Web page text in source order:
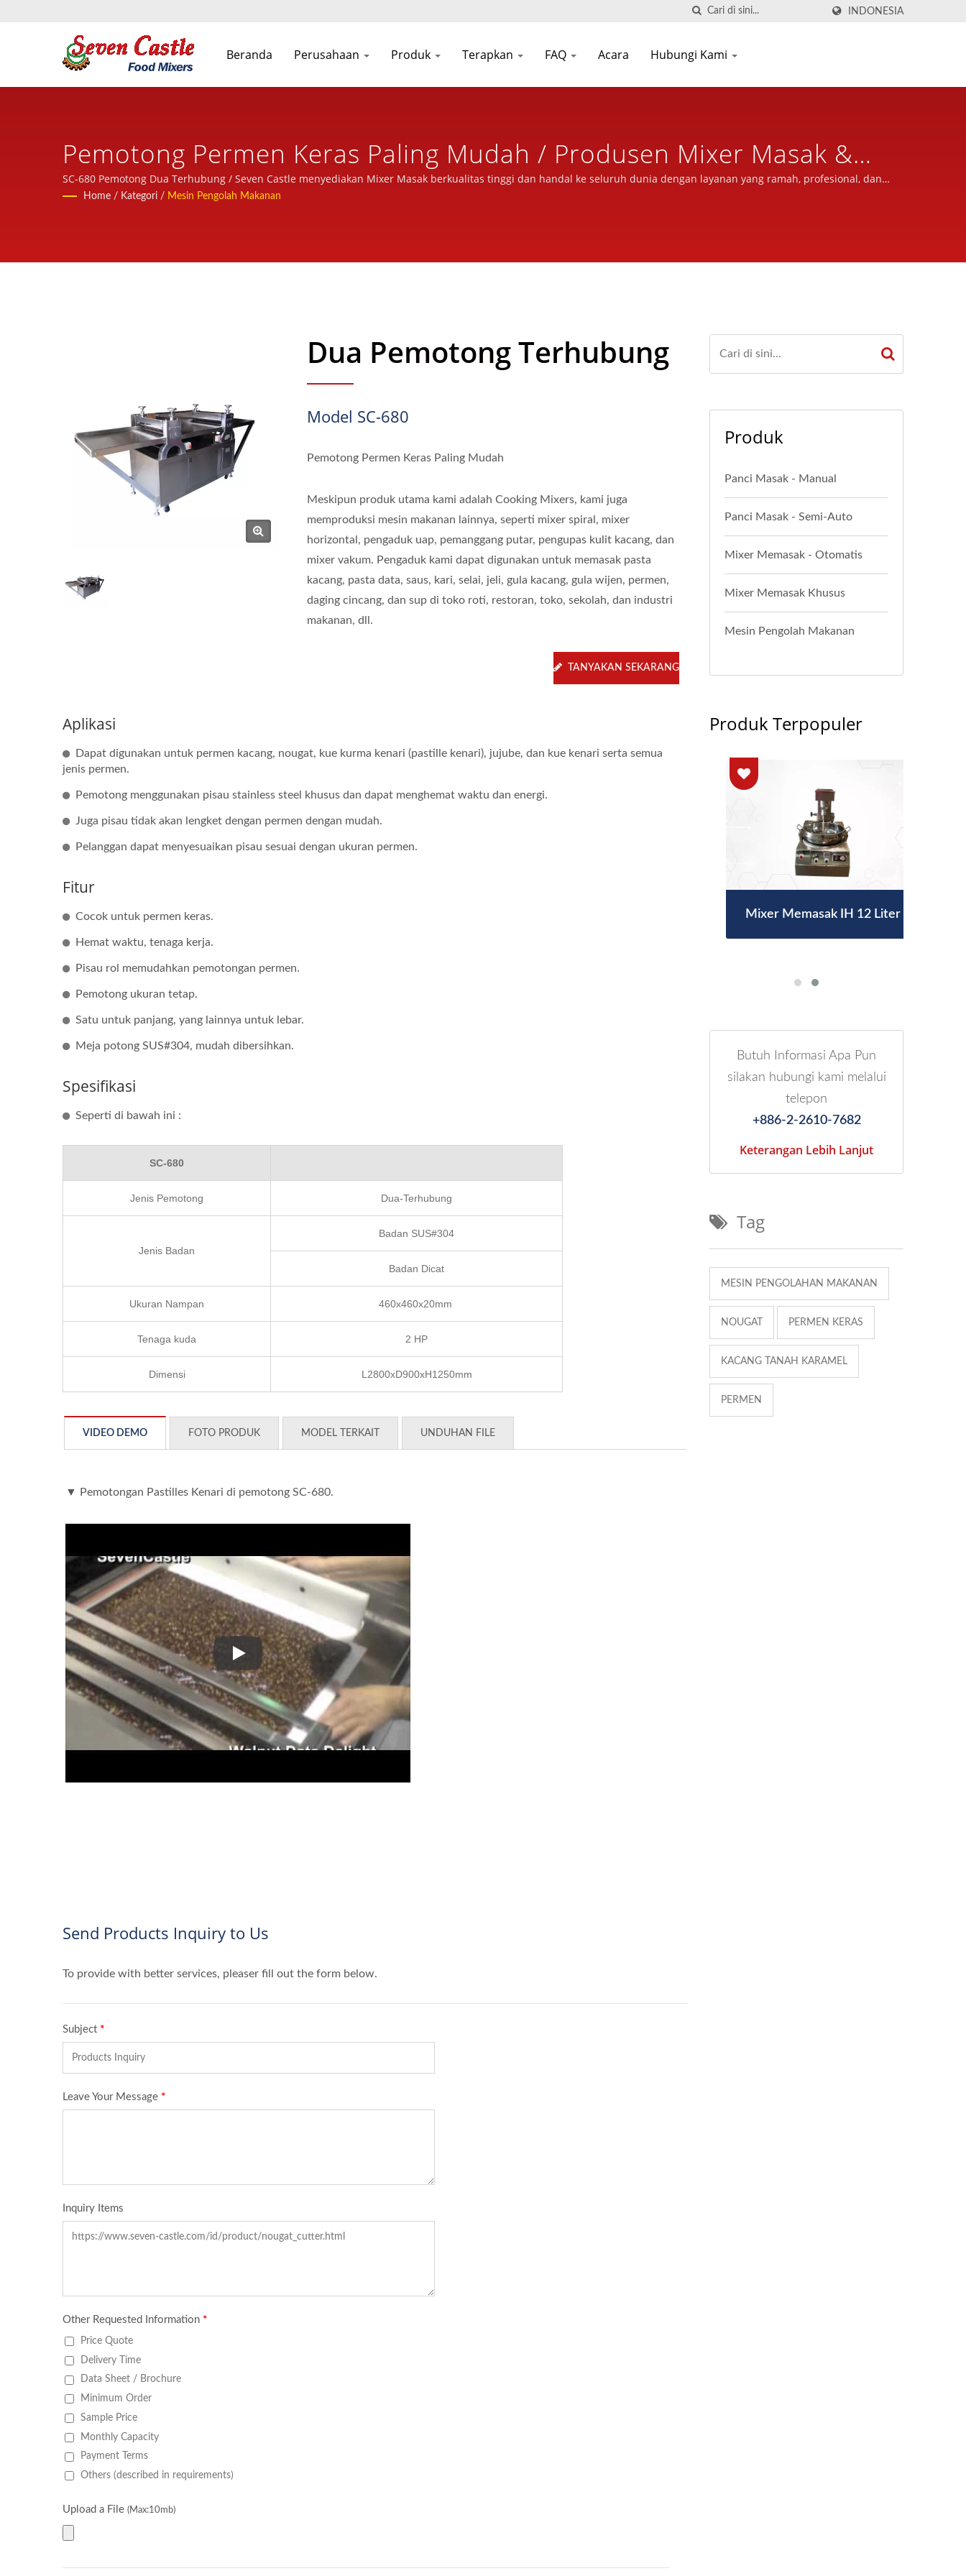
INDONESIA
Beranda Perusahaan Produk Terapkan FAQ Acara Hubungi Kami
Pemotong Permen Keras Paling Mudah / Produsen Mixer Masak &
Mesin Pengolahan Makanan Berbasis Taiwan Selama Lebih Dari 30
SC-680 Pemotong Dua Terhubung / Seven Castle menyediakan Mixer Masak berkualitas tinggi dan handal ke seluruh dunia dengan layanan yang ramah, profesional, dan
berpengalaman.
Home / Kategori / Mesin Pengolah Makanan
Dua Pemotong Terhubung
Model SC-680
Pemotong Permen Keras Paling Mudah
Meskipun produk utama kami adalah Cooking Mixers, kami juga
memproduksi mesin makanan lainnya, seperti mixer spiral, mixer
horizontal, pengaduk uap, pemanggang putar, pengupas kulit kacang, dan
mixer vakum. Pengaduk kami dapat digunakan untuk memasak pasta
kacang, pasta data, saus, kari, selai, jeli, gula kacang, gula wijen, permen,
daging cincang, dan sup di toko roti, restoran, toko, sekolah, dan industri
makanan, dll.
TANYAKAN SEKARANG
Aplikasi
Dapat digunakan untuk permen kacang, nougat, kue kurma kenari (pastille kenari), jujube, dan kue kenari serta semua
jenis permen.
Pemotong menggunakan pisau stainless steel khusus dan dapat menghemat waktu dan energi.
Juga pisau tidak akan lengket dengan permen dengan mudah.
Pelanggan dapat menyesuaikan pisau sesuai dengan ukuran permen.
Fitur
Cocok untuk permen keras.
Hemat waktu, tenaga kerja.
Pisau rol memudahkan pemotongan permen.
Pemotong ukuran tetap.
Satu untuk panjang, yang lainnya untuk lebar.
Meja potong SUS#304, mudah dibersihkan.
Spesifikasi
Seperti di bawah ini :
SC-680
Jenis Pemotong Dua-Terhubung
Jenis Badan
Badan SUS#304
Badan Dicat
Ukuran Nampan 460x460x20mm
Tenaga kuda 2 HP
Dimensi L2800xD900xH1250mm
VIDEO DEMO FOTO PRODUK MODEL TERKAIT UNDUHAN FILE
▼ Pemotongan Pastilles Kenari di pemotong SC-680.
▼ Pemotongan Pastilles Kenari di pemotong SC-680.
Produk
Panci Masak - Manual
Panci Masak - Semi-Auto
Mixer Memasak - Otomatis
Mixer Memasak Khusus
Mesin Pengolah Makanan
Produk Terpopuler
Mixer Memasak Gas 40/80
Mixer Memasak IH 12 Liter
Butuh Informasi Apa Pun
silakan hubungi kami melalui
telepon
+886-2-2610-7682
Keterangan Lebih Lanjut
Tag
MESIN PENGOLAHAN MAKANAN
NOUGAT PERMEN KERAS
KACANG TANAH KARAMEL
PERMEN